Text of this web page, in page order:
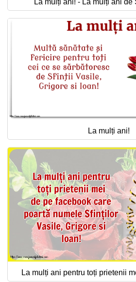
La mulți ani! - La mulți ani de
La mulți ani!
La mulți ani pentru toți prietenii